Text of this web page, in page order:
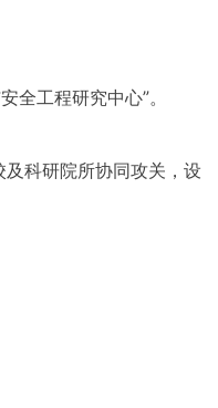
全工程研究中心”。
科研院所协同攻关，设